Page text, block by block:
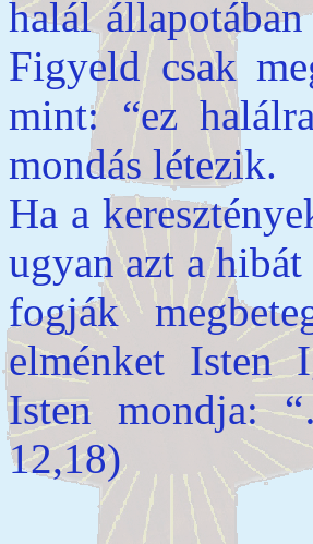
halál
Figyeld csak
mint: “ez
mondás létezik.
Ha a
ugyan azt a
fogják
elménket Isten
Isten mondja:
12,18)